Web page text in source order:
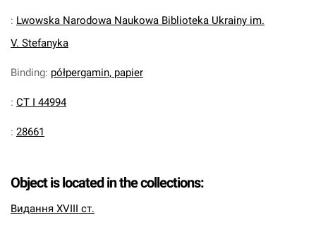
: Lwowska Narodowa Naukowa Biblioteka Ukrainy im.
V. Stefanyka
Binding: półpergamin, papier
: CT I 44994
: 28661
Object is located in the collections:
Видання XVIII ст.